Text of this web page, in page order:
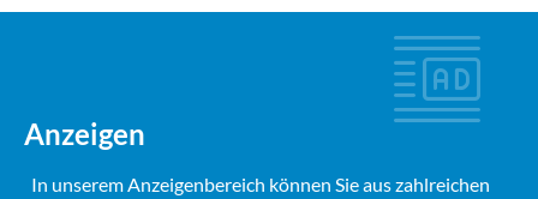
Anzeigen
In unserem Anzeigenbereich können Sie aus zahlreichen